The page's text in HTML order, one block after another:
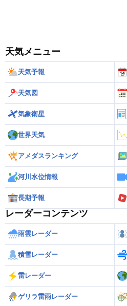
天気メニュー
天気予報
天気図
気象衛星
世界天気
アメダスランキング
河川水位情報
長期予報
レーダーコンテンツ
雨雲レーダー
積雪レーダー
雷レーダー
ゲリラ雷雨レーダー